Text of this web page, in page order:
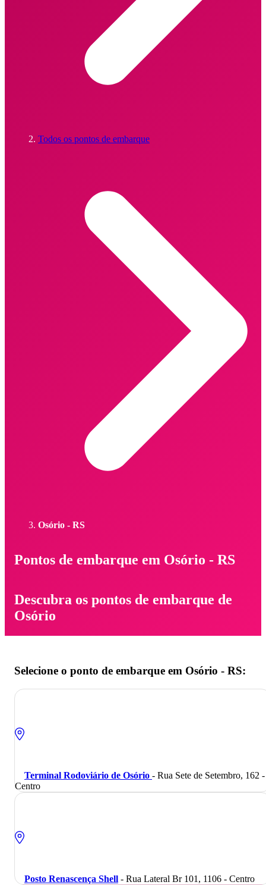
Todos os pontos de embarque
Osório - RS
Pontos de embarque em Osório - RS
Descubra os pontos de embarque de
Osório
Selecione o ponto de embarque em Osório - RS:
Terminal Rodoviário de Osório - Rua Sete de Setembro, 162 -
Centro
Posto Renascença Shell - Rua Lateral Br 101, 1106 - Centro